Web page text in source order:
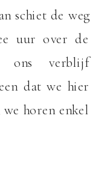
schiet de weg
uur over de
ons verblijf
dat we hier
we horen enkel